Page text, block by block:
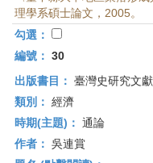
理學系碩士論文，2005。
勾選：
編號： 30
出版書目： 臺灣史研究文
類別： 經濟
時期(主題)： 通論
作者： 吳連賞